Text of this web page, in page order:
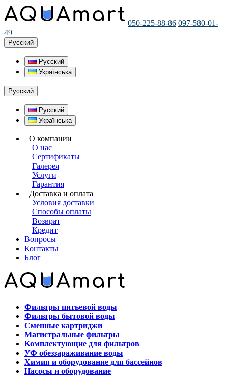
050-225-88-86 097-580-01-
49
Русский
Русский
Українська
Русский
Русский
Українська
О компании
О нас
Сертификаты
Галерея
Услуги
Гарантия
Доставка и оплата
Условия доставки
Способы оплаты
Возврат
Кредит
Вопросы
Контакты
Блог
Фильтры питьевой воды
Фильтры бытовой воды
Сменные картриджи
Магистральные фильтры
Комплектующие для фильтров
УФ обеззараживание воды
Химия и оборудование для бассейнов
Насосы и оборудование